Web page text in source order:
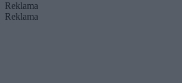
Reklama
Reklama